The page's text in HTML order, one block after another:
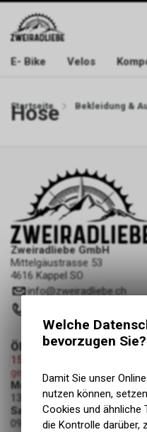
E- Bike Velos
Startseite Bekleidung &
Hose
Zweiradliebe GmbH
Mittelgäustrasse 53
4616 Kappel SO
info@zweiradliebe.ch
ÖFFNUNGSZEITEN
15.08.2026 (Mariä
geschlossen
Montag - Freitag
13:00 - 19:00 Uhr
Samstag
09:00 - 12:00 Uhr
Welche
bevorzugen Sie?
Damit Sie unser
nutzen können,
Cookies und ähnliche
die Kontrolle darüber,